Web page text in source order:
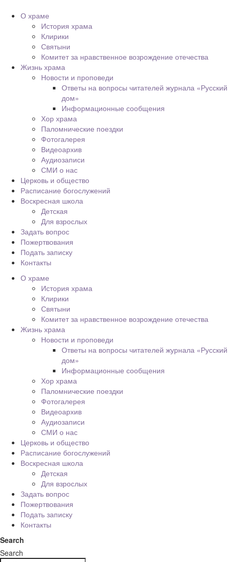
О храме
История храма
Клирики
Святыни
Комитет за нравственное возрождение отечества
Жизнь храма
Новости и проповеди
Ответы на вопросы читателей журнала «Русский
дом»
Информационные сообщения
Хор храма
Паломнические поездки
Фотогалерея
Видеоархив
Аудиозаписи
СМИ о нас
Церковь и общество
Расписание богослужений
Воскресная школа
Детская
Для взрослых
Задать вопрос
Пожертвования
Подать записку
Контакты
О храме
История храма
Клирики
Святыни
Комитет за нравственное возрождение отечества
Жизнь храма
Новости и проповеди
Ответы на вопросы читателей журнала «Русский
дом»
Информационные сообщения
Хор храма
Паломнические поездки
Фотогалерея
Видеоархив
Аудиозаписи
СМИ о нас
Церковь и общество
Расписание богослужений
Воскресная школа
Детская
Для взрослых
Задать вопрос
Пожертвования
Подать записку
Контакты
Search
Search